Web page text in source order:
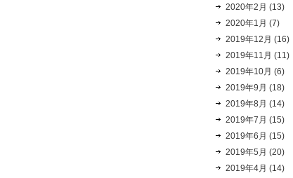
2020年2月 (13)
2020年1月 (7)
2019年12月 (16)
2019年11月 (11)
2019年10月 (6)
2019年9月 (18)
2019年8月 (14)
2019年7月 (15)
2019年6月 (15)
2019年5月 (20)
2019年4月 (14)